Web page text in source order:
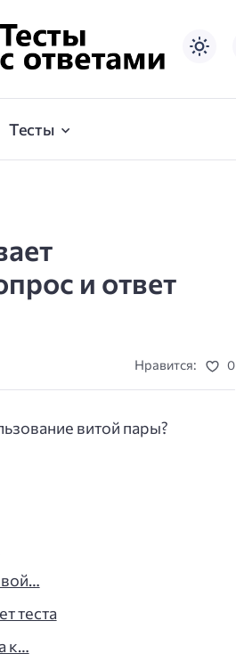
Тесты
и ответ
Нравится: 0
витой пары?
теста
к…